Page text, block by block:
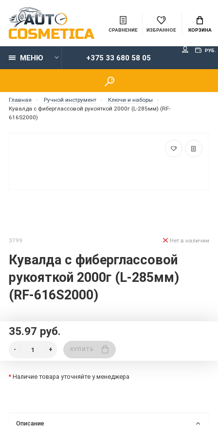
СРАВНЕНИЕ ИЗБРАННОЕ КОРЗИНА
МЕНЮ +375 33 680 58 05
РУБ.
Главная Ручной инструмент
Ключи и наборы
Кувалда с фиберглассовой рукояткой 2000г (L-285мм) (RF-
616S2000)
3799
Кувалда с фиберглассовой
рукояткой 2000г (L-285мм)
(RF-616S2000)
Нет в наличии
35.97 руб.
КУПИТЬ
* Наличие товара уточняйте у менеджера
Описание